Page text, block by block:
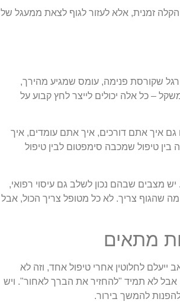
זמנית, אלא לעזור לגוף לצאת ממעגל של
שקורסת פנימה, עומס שמגיע מהירך,
– כל אלה יכולים לייצר לחץ קבוע על
איך אתם דורכים, איך אתם עומדים, איך
בין טיפול שמכבה סימפטום לבין טיפול
מצבים שבהם נכון לשלב גם עיסוי רפואי,
מה שהגוף צריך. לא כל מטופל צריך הכול, אבל
מתאים
ייעלם לחלוטין אחרי טיפול אחד, וזה לא
לא תמיד "להחזיר את הברך לאחור". ויש
להמשך בירור.